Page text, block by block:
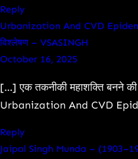
Reply
Urbanization And CVD
विश्लेषण – VSASINGH
October 16, 2025
[…] एक तकनीकी महाशक्ति बनने
Urbanization And CVD
Reply
Jaipal Singh Munda –